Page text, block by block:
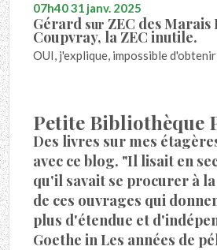
07h4031 janv. 2025
Gérard sur ZEC des Marais
Coupvray, la ZEC inutile.
OUI, j'explique, impossible
Petite Bibliothèque
Des livres sur mes
avec ce blog. "Il lisait en
qu'il savait se procurer à
de ces ouvrages qui
plus d'étendue et
Goethe in Les années de